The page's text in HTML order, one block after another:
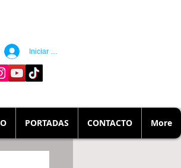
Iniciar sesión
PORTADAS CONTACTO More